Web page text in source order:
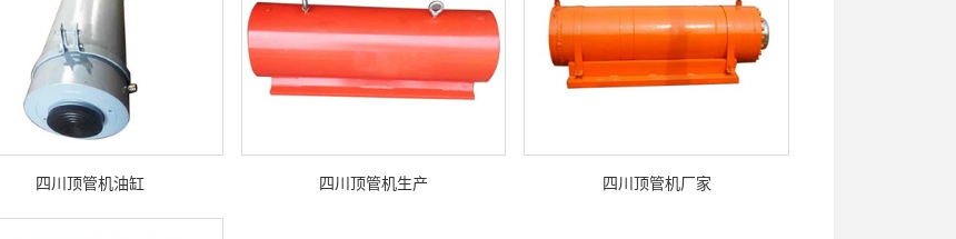
四川顶管机油缸 四川顶管机生产 四川顶管机厂家